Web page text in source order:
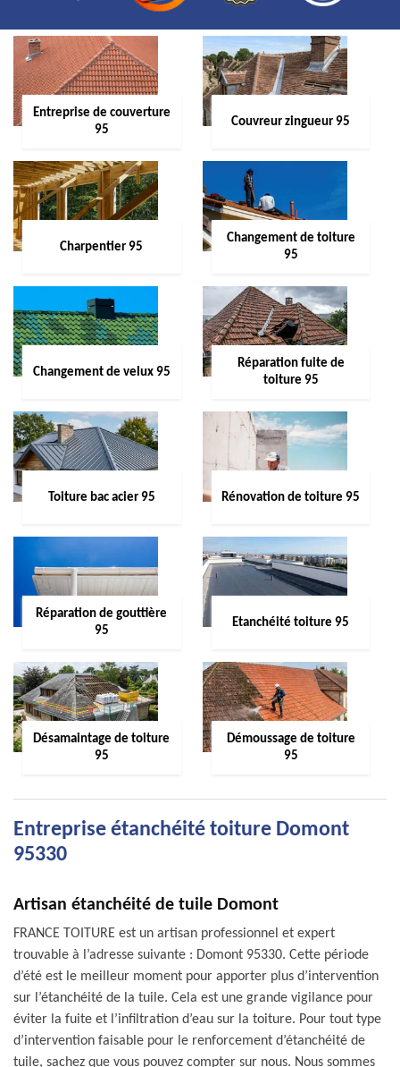
Entreprise de couverture
95
Couvreur zingueur 95
Charpentier 95
Changement de toiture
95
Changement de velux 95
Réparation fuite de
toiture 95
Toiture bac acier 95 Rénovation de toiture 95
Réparation de gouttière
95
Etanchéité toiture 95
Désamaintage de toiture
95
Démoussage de toiture
95
Entreprise étanchéité toiture Domont
95330
Artisan étanchéité de tuile Domont
FRANCE TOITURE est un artisan professionnel et expert
trouvable à l’adresse suivante : Domont 95330. Cette période
d’été est le meilleur moment pour apporter plus d’intervention
sur l’étanchéité de la tuile. Cela est une grande vigilance pour
éviter la fuite et l’infiltration d’eau sur la toiture. Pour tout type
d’intervention faisable pour le renforcement d’étanchéité de
tuile, sachez que vous pouvez compter sur nous. Nous sommes